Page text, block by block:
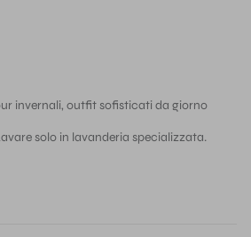
invernali, outfit sofisticati da giorno
solo in lavanderia specializzata.